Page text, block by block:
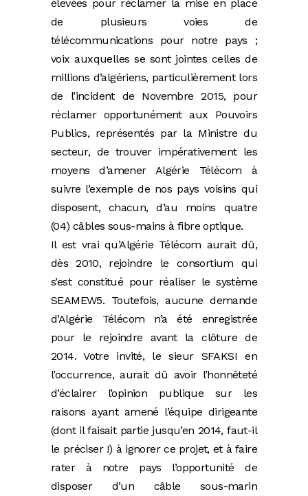
élevées pour réclamer la mise en place
de plusieurs voies de
télécommunications pour notre pays ;
voix auxquelles se sont jointes celles de
millions d’algériens, particulièrement lors
de l’incident de Novembre 2015, pour
réclamer opportunément aux Pouvoirs
Publics, représentés par la Ministre du
secteur, de trouver impérativement les
moyens d’amener Algérie Télécom à
suivre l’exemple de nos pays voisins qui
disposent, chacun, d’au moins quatre
(04) câbles sous-mains à fibre optique.
Il est vrai qu’Algérie Télécom aurait dû,
dès 2010, rejoindre le consortium qui
s’est constitué pour réaliser le système
SEAMEW5. Toutefois, aucune demande
d’Algérie Télécom n’a été enregistrée
pour le rejoindre avant la clôture de
2014. Votre invité, le sieur SFAKSI en
l’occurrence, aurait dû avoir l’honnêteté
d’éclairer l’opinion publique sur les
raisons ayant amené l’équipe dirigeante
(dont il faisait partie jusqu’en 2014, faut-il
le préciser !) à ignorer ce projet, et à faire
rater à notre pays l’opportunité de
disposer d’un câble sous-marin